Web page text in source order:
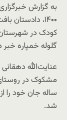
۱۴۰۰،
کودک در
گلوله خمپاره خبر
عنایت‌الله
ساله جان خود
شد.